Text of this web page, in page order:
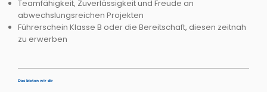
Teamfähigkeit, Zuverlässigkeit und Freude an
abwechslungsreichen Projekten
Führerschein Klasse B oder die Bereitschaft, diesen zeitnah
zu erwerben
Das bieten wir dir